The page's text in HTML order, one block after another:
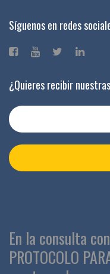
Síguenos en redes
¿Quieres recibir
En la consulta
PROTOCOLO